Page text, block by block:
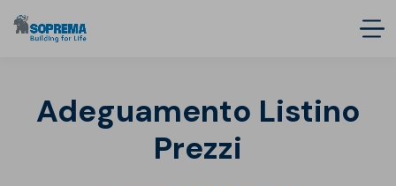
Adeguamento Listino
Prezzi